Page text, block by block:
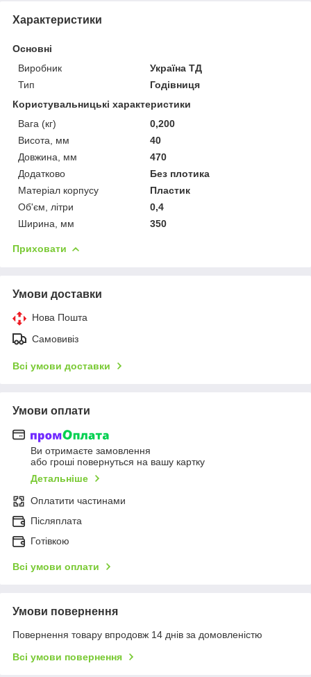
Характеристики
Основні
Виробник
Україна ТД
Тип
Годівниця
Користувальницькі характеристики
Вага (кг)
0,200
Висота, мм
40
Довжина, мм
470
Додатково
Без плотика
Матеріал корпусу
Пластик
Об'єм, літри
0,4
Ширина, мм
350
Приховати
Умови доставки
Нова Пошта
Самовивіз
Всі умови доставки
Умови оплати
Ви отримаєте замовлення
або гроші повернуться на вашу картку
Детальніше
Оплатити частинами
Післяплата
Готівкою
Всі умови оплати
Умови повернення
Повернення товару впродовж 14 днів за домовленістю
Всі умови повернення